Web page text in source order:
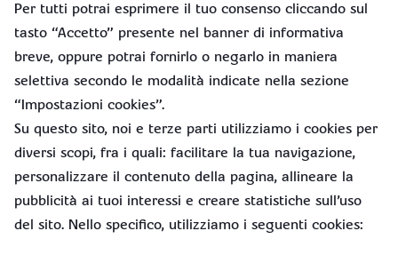
Per tutti potrai esprimere il tuo consenso cliccando sul
tasto “Accetto” presente nel banner di informativa
breve, oppure potrai fornirlo o negarlo in maniera
selettiva secondo le modalità indicate nella sezione
“Impostazioni cookies”.
Su questo sito, noi e terze parti utilizziamo i cookies per
diversi scopi, fra i quali: facilitare la tua navigazione,
personalizzare il contenuto della pagina, allineare la
pubblicità ai tuoi interessi e creare statistiche sull’uso
del sito. Nello specifico, utilizziamo i seguenti cookies: